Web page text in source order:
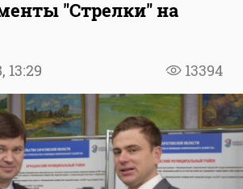
"Стрелки" на
13394
13:29